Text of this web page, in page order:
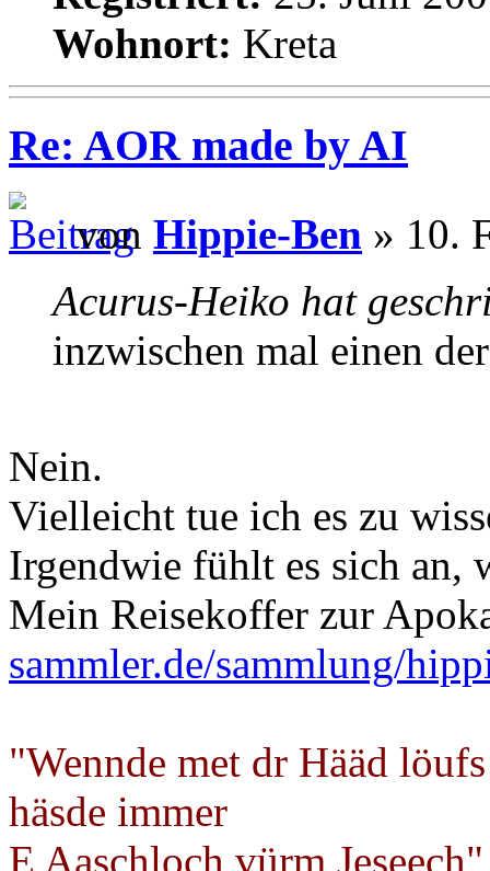
Wohnort: Kreta
Re: AOR made by AI
von Hippie-Ben » 10.
Acurus-Heiko hat
inzwischen mal einen
Nein.
Vielleicht tue ich es zu
Irgendwie fühlt es sich an,
Mein Reisekoffer zur
sammler.de/sammlung/
"Wennde met dr Hääd löufs
häsde immer
E Aaschloch vürm Jeseech"